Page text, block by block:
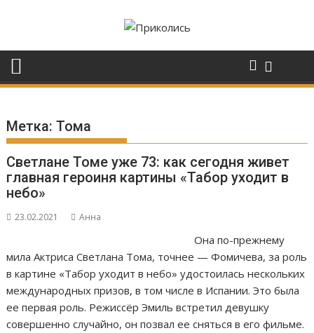
Метка:Тома
Светлане Томе уже 73: как сегодня живет
главная героиня картины «Табор уходит в
небо»
23.02.2021 Анна
Она по-прежнему
мила Актриса Светлана Тома, точнее — Фомичева, за роль
в картине «Табор уходит в небо» удостоилась нескольких
международных призов, в том числе в Испании. Это была
ее первая роль. Режиссёр Эмиль встретил девушку
совершенно случайно, он позвал ее сняться в его фильме.